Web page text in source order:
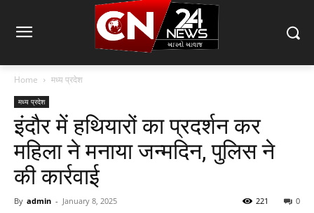
Home मध्य प्रदेश
मध्य प्रदेश
इंदौर में हथियारों का प्रदर्शन कर
महिला ने मनाया जन्मदिन, पुलिस ने
की कार्रवाई
By admin - January 8, 2025 0
221